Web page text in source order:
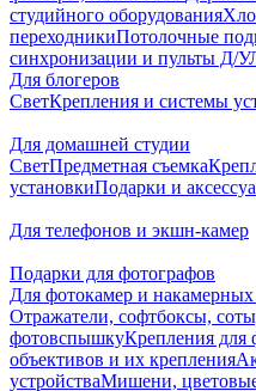
студийного оборудования
переходникиПотолочные
синхронизации и пульты Д/У
Для блогеров
СветКрепления и системы
Для домашней студии
СветПредметная съемка
установкиПодарки и
Для телефонов и экшн-камер
Подарки для фотографов
Для фотокамер и
Отражатели, софтбоксы,
фотовспышкуКрепления для
объективов и их крепления
устройстваМишени,